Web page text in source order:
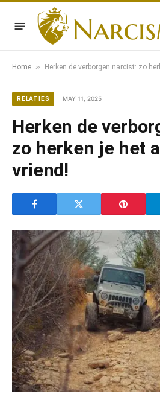
Home » Herken de verborgen narcist: zo
RELATIES MAY 11, 2025
Herken de
zo herken je het
vriend!